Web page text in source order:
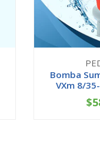
Bomba
VXm 8/